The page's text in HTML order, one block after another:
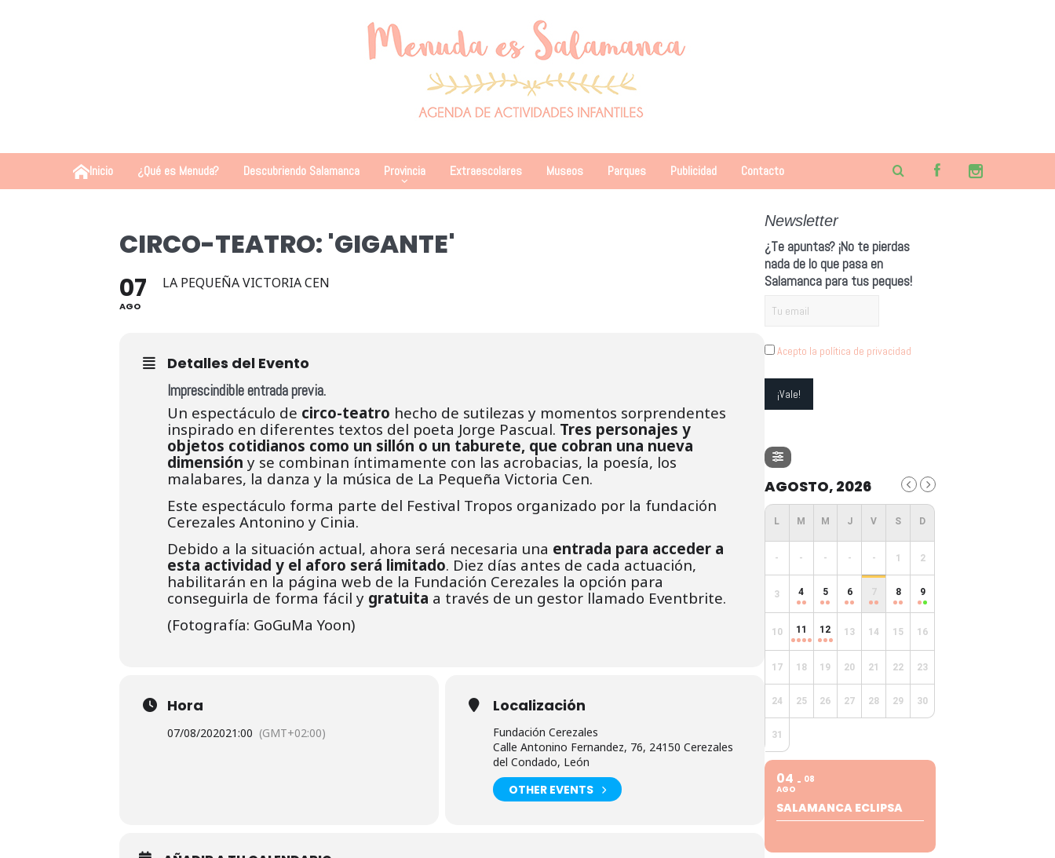
Inicio ¿Qué es Menuda? Descubriendo Salamanca Provincia Extraescolares Museos Parques Publicidad Contacto
CIRCO-TEATRO: 'GIGANTE'
07
AGO
LA PEQUEÑA VICTORIA CEN
Detalles del Evento
Imprescindible entrada previa.
Un espectáculo de circo-teatro hecho de sutilezas y momentos sorprendentes
inspirado en diferentes textos del poeta Jorge Pascual. Tres personajes y
objetos cotidianos como un sillón o un taburete, que cobran una nueva
dimensión y se combinan íntimamente con las acrobacias, la poesía, los
malabares, la danza y la música de La Pequeña Victoria Cen.
Este espectáculo forma parte del Festival Tropos organizado por la fundación
Cerezales Antonino y Cinia.
Debido a la situación actual, ahora será necesaria una entrada para acceder a
esta actividad y el aforo será limitado. Diez días antes de cada actuación,
habilitarán en la página web de la Fundación Cerezales la opción para
conseguirla de forma fácil y gratuita a través de un gestor llamado Eventbrite.
(Fotografía: GoGuMa Yoon)
Hora
07/08/202021:00 (GMT+02:00)
Localización
Fundación Cerezales
Calle Antonino Fernandez, 76, 24150 Cerezales
del Condado, León
OTHER EVENTS
Newsletter
¿Te apuntas? ¡No te pierdas
nada de lo que pasa en
Salamanca para tus peques!
Acepto la política de privacidad
AGOSTO, 2026
- - - - - 1 2
3 4 5 6 7 8 9
10 11 12 13 14 15 16
17 18 19 20 21 22 23
24 25 26 27 28 29 30
31
04
AGO
08
SALAMANCA ECLIPSA